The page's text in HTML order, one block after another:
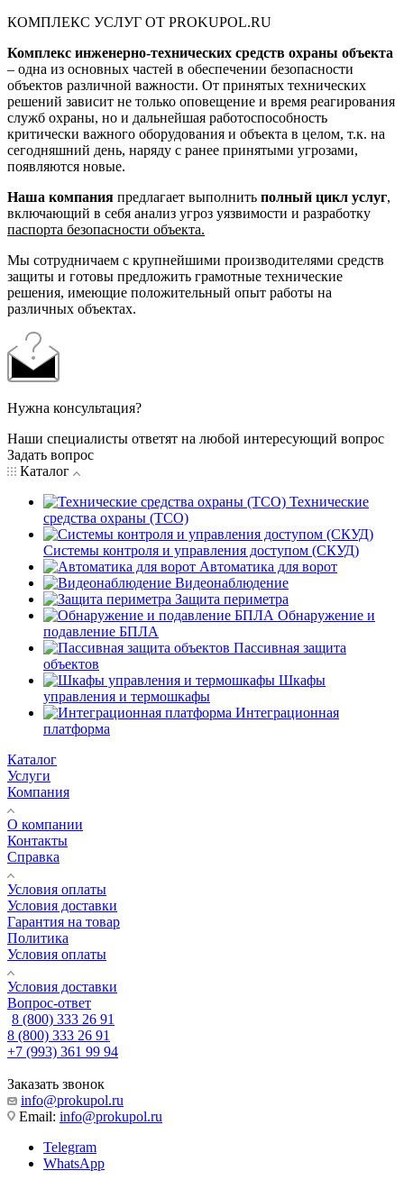
КОМПЛЕКС УСЛУГ ОТ PROKUPOL.RU
Комплекс инженерно-технических средств охраны объекта
– одна из основных частей в обеспечении безопасности
объектов различной важности. От принятых технических
решений зависит не только оповещение и время реагирования
служб охраны, но и дальнейшая работоспособность
критически важного оборудования и объекта в целом, т.к. на
сегодняшний день, наряду с ранее принятыми угрозами,
появляются новые.
Наша компания предлагает выполнить полный цикл услуг,
включающий в себя анализ угроз уязвимости и разработку
паспорта безопасности объекта.
Мы сотрудничаем с крупнейшими производителями средств
защиты и готовы предложить грамотные технические
решения, имеющие положительный опыт работы на
различных объектах.
Нужна консультация?
Наши специалисты ответят на любой интересующий вопрос
Задать вопрос
Каталог
Технические
средства охраны (ТСО)
Системы контроля и управления доступом (СКУД)
Автоматика для ворот
Видеонаблюдение
Защита периметра
Обнаружение и
подавление БПЛА
Пассивная защита
объектов
Шкафы
управления и термошкафы
Интеграционная
платформа
Каталог
Услуги
Компания
О компании
Контакты
Справка
Условия оплаты
Условия доставки
Гарантия на товар
Политика
Условия оплаты
Условия доставки
Вопрос-ответ
8 (800) 333 26 91
8 (800) 333 26 91
+7 (993) 361 99 94
Заказать звонок
info@prokupol.ru
Email: info@prokupol.ru
Telegram
WhatsApp